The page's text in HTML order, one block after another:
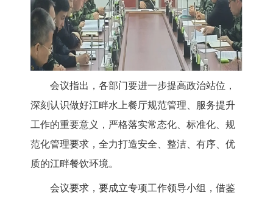
会议指出，各部门要进一步提高政治站位，
深刻认识做好江畔水上餐厅规范管理、服务提升
工作的重要意义，严格落实常态化、标准化、规
范化管理要求，全力打造安全、整洁、有序、优
质的江畔餐饮环境。
会议要求，要成立专项工作领导小组，借鉴